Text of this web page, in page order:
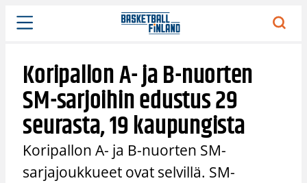
Siirry
sisältöön
Koripallon A- ja B-nuorten
SM-sarjoihin edustus 29
seurasta, 19 kaupungista
Koripallon A- ja B-nuorten SM-
sarjajoukkueet ovat selvillä. SM-